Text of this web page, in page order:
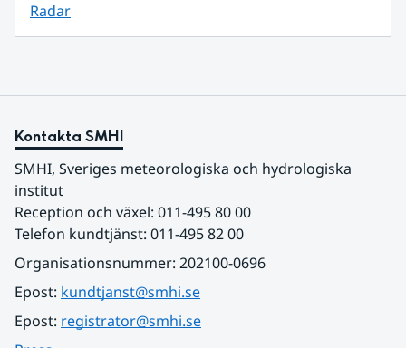
Radar
Kontakta SMHI
SMHI, Sveriges meteorologiska och hydrologiska
institut
Reception och växel: 011-495 80 00
Telefon kundtjänst: 011-495 82 00
Organisationsnummer: 202100-0696
Epost: kundtjanst@smhi.se
Epost: registrator@smhi.se